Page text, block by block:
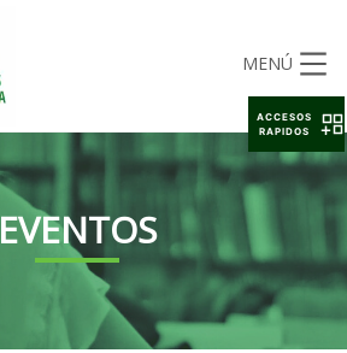
MENÚ
EVENTOS
ACCESOS
RAPIDOS